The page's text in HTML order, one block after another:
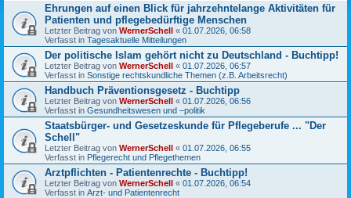
Ehrungen auf einen Blick für jahrzehntelange Aktivitäten für
Patienten und pflegebedürftige Menschen
Letzter Beitrag von WernerSchell « 01.07.2026, 06:58
Verfasst in Tagesaktuelle Mitteilungen
Der politische Islam gehört nicht zu Deutschland - Buchtipp!
Letzter Beitrag von WernerSchell « 01.07.2026, 06:57
Verfasst in Sonstige rechtskundliche Themen (z.B. Arbeitsrecht)
Handbuch Präventionsgesetz - Buchtipp
Letzter Beitrag von WernerSchell « 01.07.2026, 06:56
Verfasst in Gesundheitswesen und –politik
Staatsbürger- und Gesetzeskunde für Pflegeberufe ... "Der
Schell"
Letzter Beitrag von WernerSchell « 01.07.2026, 06:55
Verfasst in Pflegerecht und Pflegethemen
Arztpflichten - Patientenrechte - Buchtipp!
Letzter Beitrag von WernerSchell « 01.07.2026, 06:54
Verfasst in Arzt- und Patientenrecht